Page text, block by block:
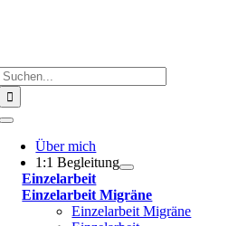
Toggle
NavigationÜber mich
1:1 Begleitung
Einzelarbeit
Einzelarbeit Migräne
Einzelarbeit Migräne